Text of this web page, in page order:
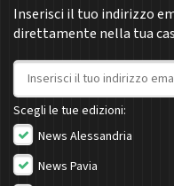
Inserisci il tuo indirizzo
direttamente nella tua
Indirizzo email
Scegli le tue edizioni:
News Alessandria
News Pavia